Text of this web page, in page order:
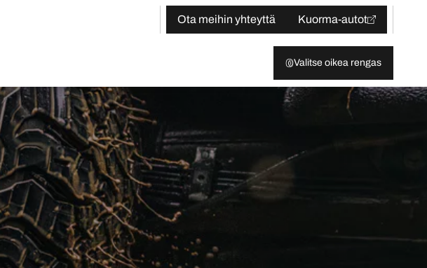
Ota meihin yhteyttä
Kuorma-autot
Valitse oikea rengas